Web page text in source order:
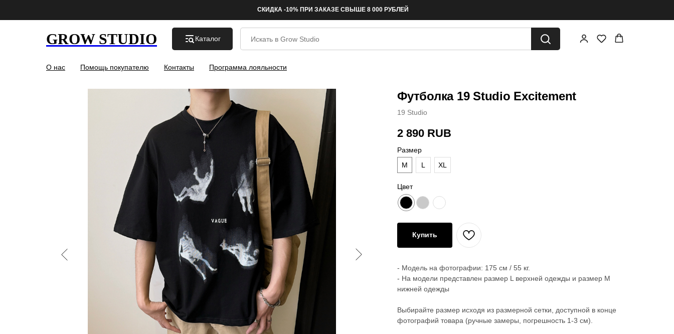
СКИДКА -10% ПРИ ЗАКАЗЕ СВЫШЕ 8 000 РУБЛЕЙ
GROW STUDIO Каталог
О нас Помощь покупателю Контакты Программа лояльности
Футболка 19 Studio Excitement
19 Studio
2 890 RUB
Размер
M
L XL
Цвет
Купить
- Модель на фотографии: 175 см / 55 кг.
- На модели представлен размер L верхней одежды и размер М
нижней одежды
Выбирайте размер исходя из размерной сетки, доступной в конце
фотографий товара (ручные замеры, погрешность 1-3 см).